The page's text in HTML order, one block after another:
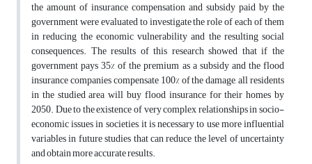
the amount of insurance compensation and subsidy paid by the
government were evaluated to investigate the role of each of them
in reducing the economic vulnerability and the resulting social
consequences. The results of this research showed that if the
government pays 35% of the premium as a subsidy and the flood
insurance companies compensate 100% of the damage, all residents
in the studied area will buy flood insurance for their homes by
2050. Due to the existence of very complex relationships in socio-
economic issues in societies, it is necessary to use more influential
variables in future studies that can reduce the level of uncertainty
and obtain more accurate results.